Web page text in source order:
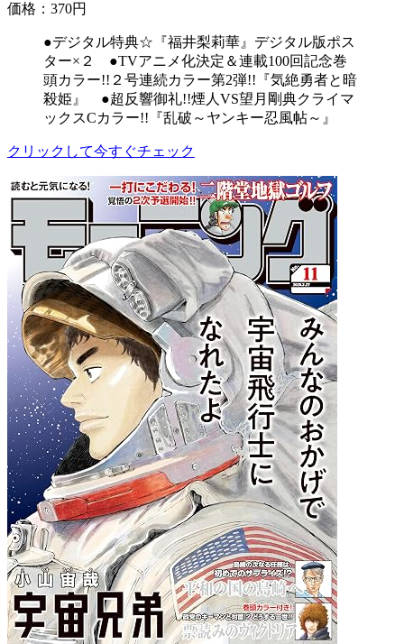
価格：370円
●デジタル特典☆『福井梨莉華』デジタル版ポス
ター×２ ●TVアニメ化決定＆連載100回記念巻
頭カラー!!２号連続カラー第2弾!!『気絶勇者と暗
殺姫』 ●超反響御礼!!煙人VS望月剛典クライマ
ックスCカラー!!『乱破～ヤンキー忍風帖～』
クリックして今すぐチェック